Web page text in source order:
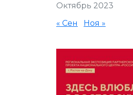
Октябрь 2023
« Сен Ноя »